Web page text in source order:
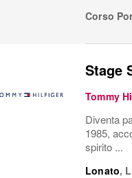
Corso
Stage
Tommy
Diventa
1985,
spirito ...
Lonato,